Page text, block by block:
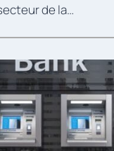
de la…